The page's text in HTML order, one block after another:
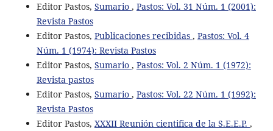
Editor Pastos, Sumario , Pastos: Vol. 31 Núm. 1 (2001):
Revista Pastos
Editor Pastos, Publicaciones recibidas , Pastos: Vol. 4
Núm. 1 (1974): Revista Pastos
Editor Pastos, Sumario , Pastos: Vol. 2 Núm. 1 (1972):
Revista pastos
Editor Pastos, Sumario , Pastos: Vol. 22 Núm. 1 (1992):
Revista Pastos
Editor Pastos, XXXII Reunión cientifica de la S.E.E.P. ,